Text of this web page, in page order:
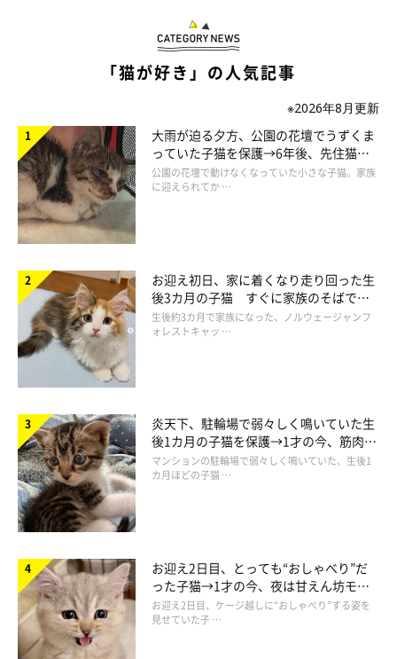
Chromaket（くろまけっと）｜イラストレーター
次回のお話もお楽しみに〜♪
「猫が好き」の人気記事
※2026年8月更新
大雨が迫る夕方、公園の花壇でうずくま
っていた子猫を保護→6年後、先住猫
と“姉妹”のような関係に
公園の花壇で動けなくなっていた小さな子猫。家族
に迎えられてか …
お迎え初日、家に着くなり走り回った生
後3カ月の子猫 すぐに家族のそばで落
ち着く姿に「迎えてよかった」
生後約3カ月で家族になった、ノルウェージャンフ
ォレストキャッ …
炎天下、駐輪場で弱々しく鳴いていた生
後1カ月の子猫を保護→1才の今、筋肉質
でツンデレなコに成長
マンションの駐輪場で弱々しく鳴いていた、生後1
カ月ほどの子猫 …
お迎え2日目、とっても“おしゃべり”だ
った子猫→1才の今、夜は甘えん坊モー
ドになるコに成長！
お迎え2日目、ケージ越しに“おしゃべり”する姿を
見せていた子 …